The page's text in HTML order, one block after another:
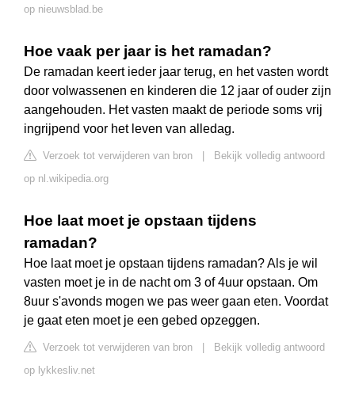
op nieuwsblad.be
Hoe vaak per jaar is het ramadan?
De ramadan keert ieder jaar terug, en het vasten wordt
door volwassenen en kinderen die 12 jaar of ouder zijn
aangehouden. Het vasten maakt de periode soms vrij
ingrijpend voor het leven van alledag.
Verzoek tot verwijderen van bron
Bekijk volledig antwoord
op nl.wikipedia.org
Hoe laat moet je opstaan tijdens
ramadan?
Hoe laat moet je opstaan tijdens ramadan? Als je wil
vasten moet je in de nacht om 3 of 4uur opstaan. Om
8uur s'avonds mogen we pas weer gaan eten. Voordat
je gaat eten moet je een gebed opzeggen.
Verzoek tot verwijderen van bron
Bekijk volledig antwoord
op lykkesliv.net